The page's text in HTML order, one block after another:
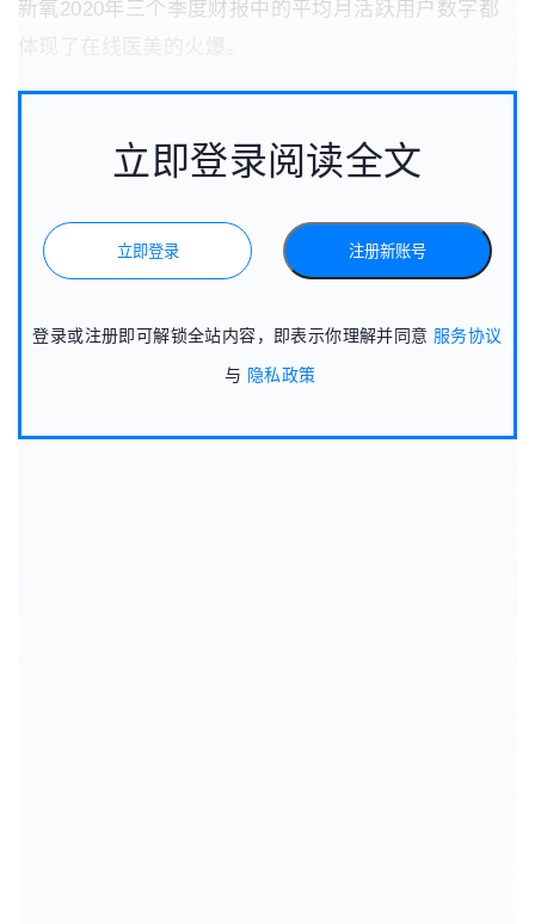
新氧2020年三个季度财报中的平均月活跃用户数字都
立即登录阅读全文
立即登录 注册新账号
登录或注册即可解锁全站内容，即表示你理解并同意 服务协议
与 隐私政策